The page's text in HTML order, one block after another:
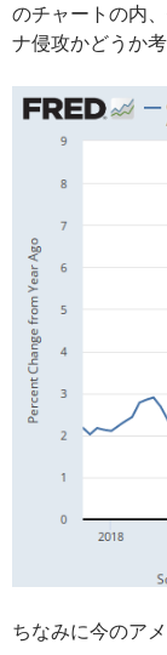
のチャートの内
ナ侵攻かどうか
ちなみに今のア